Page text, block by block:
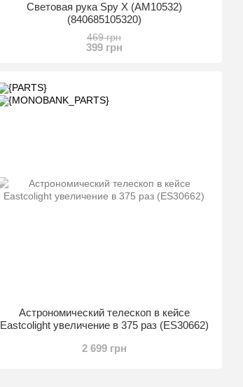
Световая рука Spy X (AM10532)
(840685105320)
469 грн
399 грн
Астрономический телескоп в кейсе
Eastcolight увеличение в 375 раз (ES30662)
2 699 грн